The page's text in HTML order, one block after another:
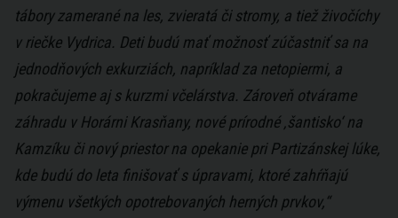
tábory zamerané na les, zvieratá či stromy, a tiež živočíchy
v riečke Vydrica. Deti budú mať možnosť zúčastniť sa na
jednodňových exkurziách, napríklad za netopiermi, a
pokračujeme aj s kurzmi včelárstva. Zároveň otvárame
záhradu v Horárni Krasňany, nové prírodné ‚šantisko‘ na
Kamzíku či nový priestor na opekanie pri Partizánskej lúke,
kde budú do leta finišovať s úpravami, ktoré zahŕňajú
výmenu všetkých opotrebovaných herných prvkov,“